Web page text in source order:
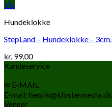
Vis
Hundeklokke
StepLand – Hundeklokke – 3cm.
kr. 99,00
Kundeservice
✉ E-MAIL
E-mail: henrik@klostermedia.dk
Venner